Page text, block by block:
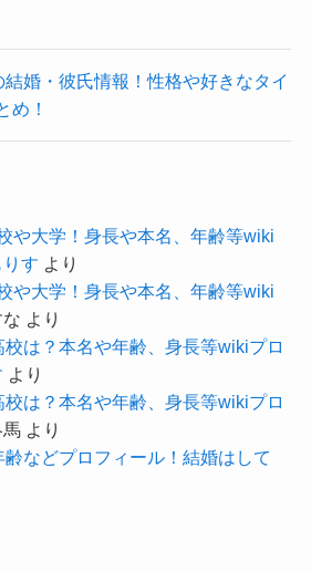
に書かれています。
時点で、
学を考えるのは難しいでしょ
進学はあまり考えていなかっ
ます。
も子供のことがすでに優
たかもね！
ながら大学に通うというのは
もね。
biography/
婚・彼氏情報！性格や好きなタイ
め！
や大学！身長や本名、年齢等wiki
りす より
や大学！身長や本名、年齢等wiki
より
は？本名や年齢、身長等wikiプロ
より
は？本名や年齢、身長等wikiプロ
より
などプロフィール！結婚はして